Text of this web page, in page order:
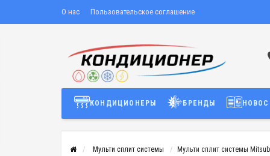
О нас Пользовательское соглашение
КОНДИЦИОНЕРЫ БРЕНДЫ
Мульти сплит системы Мульти сплит системы